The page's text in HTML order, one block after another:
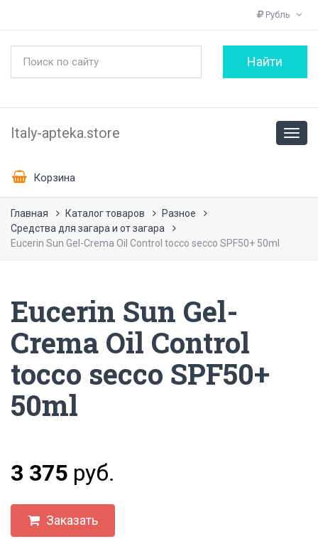
Рубль
Italy-apteka.store
Корзина
Главная Каталог товаров
Разное
Средства для загара и от загара
Eucerin Sun Gel-Crema Oil Control tocco secco SPF50+ 50ml
Eucerin Sun Gel-
Crema Oil Control
tocco secco SPF50+
50ml
3 375 руб.
Заказать